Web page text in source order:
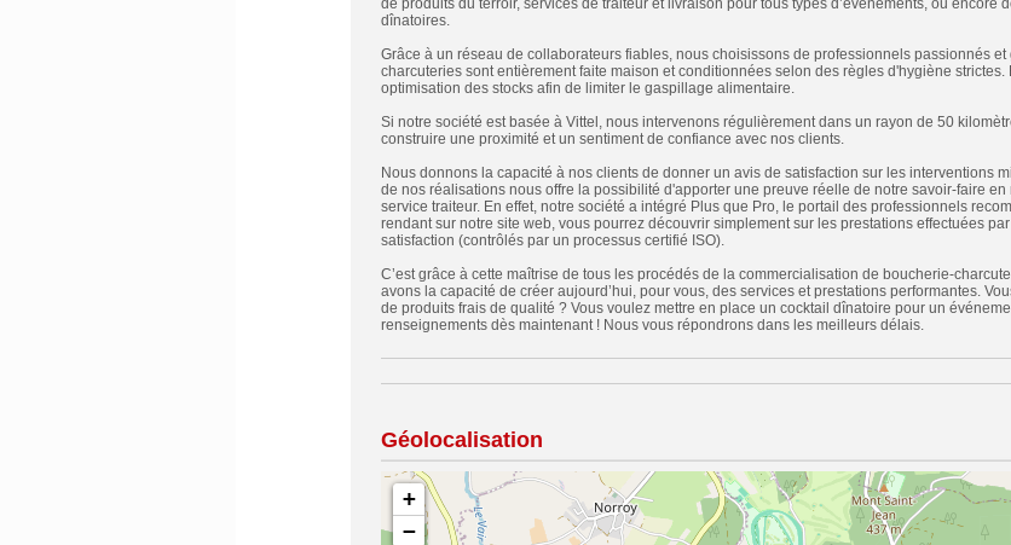
de produits du terroir, services de traiteur et livraison pour tous types d’événements, ou encore
dînatoires.
Grâce à un réseau de collaborateurs fiables, nous choisissons de professionnels passionnés
charcuteries sont entièrement faite maison et conditionnées selon des règles d'hygiène
optimisation des stocks afin de limiter le gaspillage alimentaire.
Si notre société est basée à Vittel, nous intervenons régulièrement dans un rayon de 50
construire une proximité et un sentiment de confiance avec nos clients.
Nous donnons la capacité à nos clients de donner un avis de satisfaction sur les interventions
de nos réalisations nous offre la possibilité d'apporter une preuve réelle de notre savoir-faire
service traiteur. En effet, notre société a intégré Plus que Pro, le portail des professionnels
rendant sur notre site web, vous pourrez découvrir simplement sur les prestations effectuées
satisfaction (contrôlés par un processus certifié ISO).
C’est grâce à cette maîtrise de tous les procédés de la commercialisation de boucherie-
avons la capacité de créer aujourd’hui, pour vous, des services et prestations performantes.
de produits frais de qualité ? Vous voulez mettre en place un cocktail dînatoire pour un
renseignements dès maintenant ! Nous vous répondrons dans les meilleurs délais.
Géolocalisation
+
−